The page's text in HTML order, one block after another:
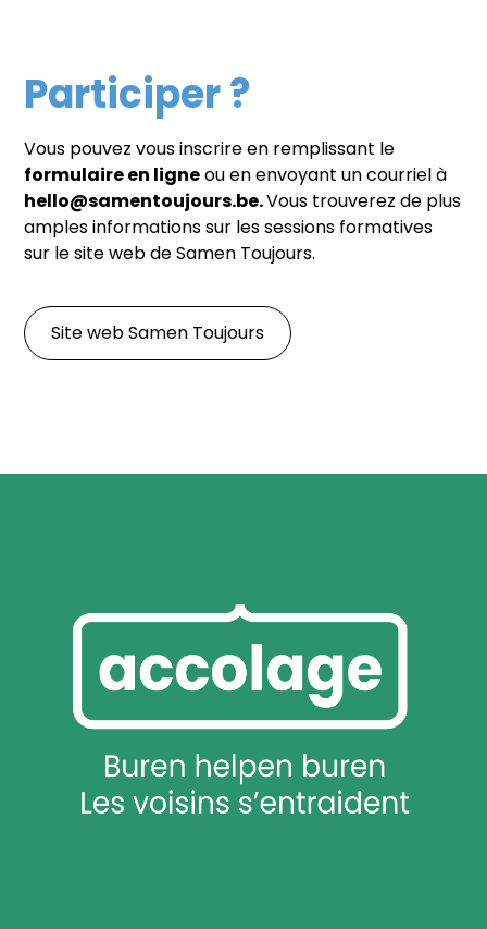
Participer ?
Vous pouvez vous inscrire en remplissant le
formulaire en ligneou en envoyant un courriel à
hello@samentoujours.be.Vous trouverez de plus
amples informations sur les sessions formatives
sur le site web de Samen Toujours.
Site web Samen Toujours